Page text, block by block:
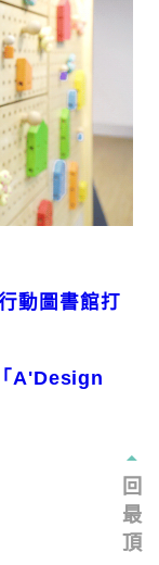
回
最
頂
動圖書館打
A'Design